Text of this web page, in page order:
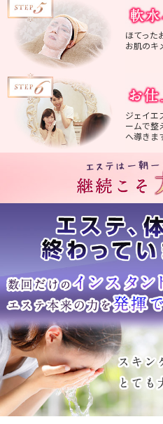
ほてった
お肌のキ
ジェイエ
ームで整
へ導きま